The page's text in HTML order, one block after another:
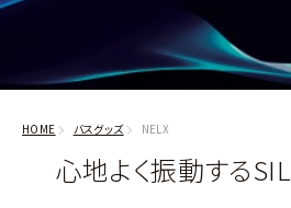
HOME バスグッズ NELX
心地よく振動する